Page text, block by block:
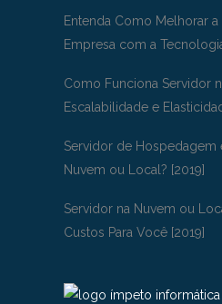
Entenda Como Melhorar a
Empresa com a
Como Funciona Servidor
Escalabilidade e
Servidor de Hospedagem
Nuvem ou Local? [2019]
Servidor na Nuvem ou
Custos Para Você [2019]